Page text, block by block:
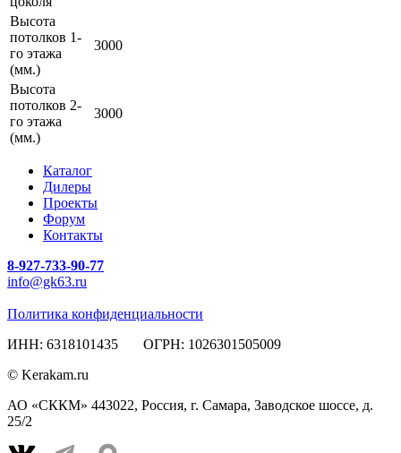
Высота
потолков 1-
го этажа
(мм.)
3000
Высота
потолков 2-
го этажа
(мм.)
3000
Каталог
Дилеры
Проекты
Форум
Контакты
8-927-733-90-77
info@gk63.ru
Политика конфиденциальности
ИНН: 6318101435 ОГРН: 1026301505009
© Kerakam.ru
АО «СККМ» 443022, Россия, г. Самара, Заводское шоссе, д.
25/2